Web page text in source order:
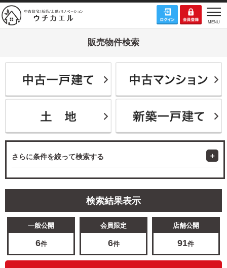
販売物件検索
さらに条件を絞って検索する
検索結果表示
一般公開
6件
会員限定
6件
店舗公開
91件